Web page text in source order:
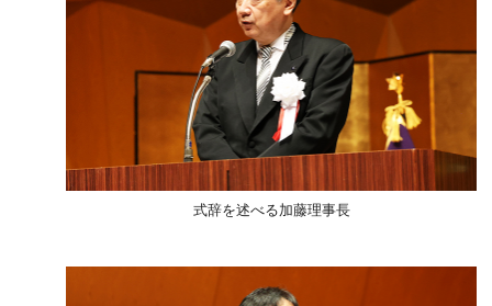
式辞を述べる加藤理事長